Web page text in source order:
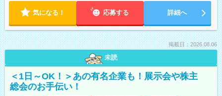
気になる！ 応募する 詳細へ
掲載日：2026.08.06
未読
＜1日～OK！＞あの有名企業も！展示会や株主
総会のお手伝い！